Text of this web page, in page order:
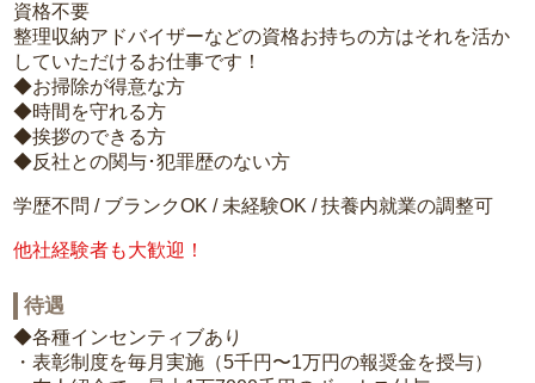
資格不要
整理収納アドバイザーなどの資格お持ちの方はそれを活か
していただけるお仕事です！
◆お掃除が得意な方
◆時間を守れる方
◆挨拶のできる方
◆反社との関与･犯罪歴のない方
学歴不問 / ブランクOK / 未経験OK / 扶養内就業の調整可
他社経験者も大歓迎！
待遇
◆各種インセンティブあり
・表彰制度を毎月実施（5千円〜1万円の報奨金を授与）